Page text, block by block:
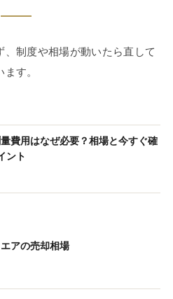
、制度や相場が動いたら直して
ます。
費用はなぜ必要？相場と今すぐ確
ント
アの売却相場